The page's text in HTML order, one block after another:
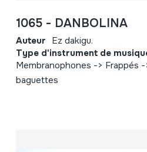
1065 - DANBOLINA
Auteur Ez dakigu.
Type d'instrument de
Membranophones -> Frappés
baguettes